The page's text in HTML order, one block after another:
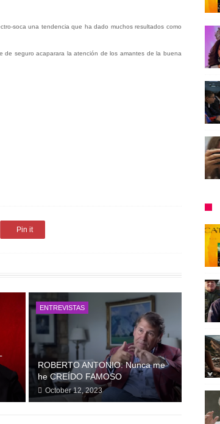
soca una tendencia que ha dado muchos resultados como
de seguro acaparara la atención de los amantes de la buena
Pin it
ENTREVISTAS
ROBERTO ANTONIO: Nunca me
he CREÍDO FAMOSO
October 12, 2023